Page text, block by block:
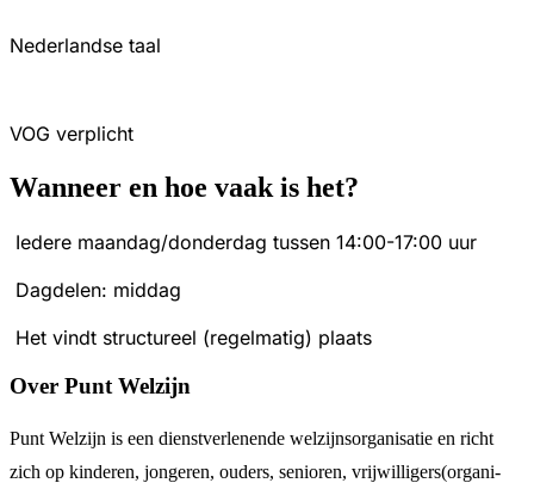
Nederlandse taal
VOG verplicht
Wanneer en hoe vaak is het?
Iedere maandag/donderdag tussen 14:00-17:00 uur
Dagdelen: middag
Het vindt structureel (regelmatig) plaats
Over Punt Welzijn
Punt Welzijn is een dienstverlenende welzijns­­organisatie en richt
zich op kinderen, jongeren, ouders, senioren, vrijwilli­gers(organi­